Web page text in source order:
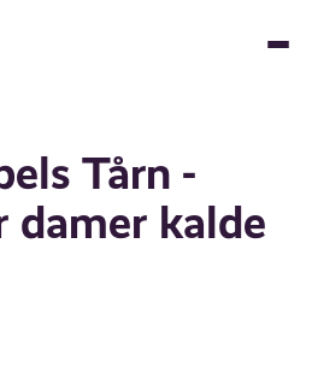
Tårn -
damer kalde